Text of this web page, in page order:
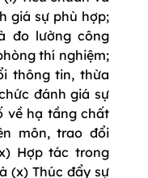
giá sự phù hợp;
đo lường công
thí nghiệm;
thông tin, thừa
đánh giá sự
về hạ tầng chất
môn, trao đổi
Hợp tác trong
(x) Thúc đẩy sự